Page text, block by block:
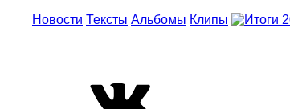
Новости Тексты Альбомы Клипы